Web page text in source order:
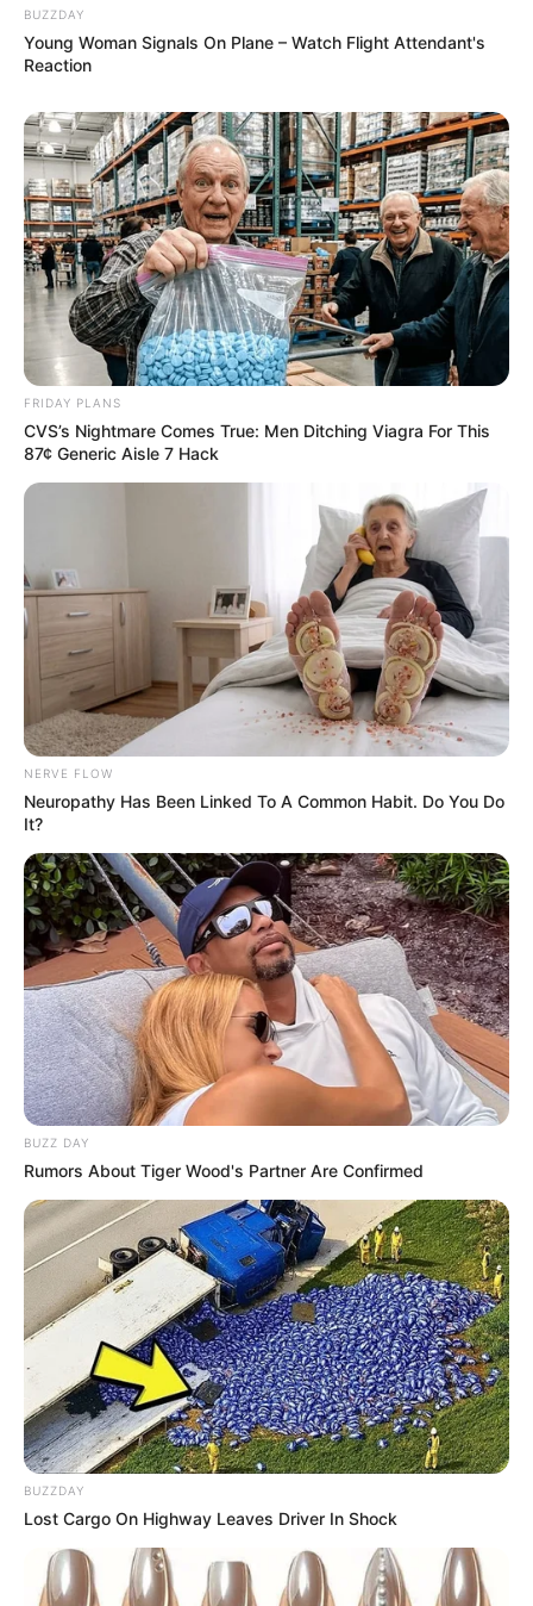
BUZZDAY
Young Woman Signals On Plane – Watch Flight Attendant's
Reaction
FRIDAY PLANS
CVS’s Nightmare Comes True: Men Ditching Viagra For This
87¢ Generic Aisle 7 Hack
NERVE FLOW
Neuropathy Has Been Linked To A Common Habit. Do You Do
It?
BUZZ DAY
Rumors About Tiger Wood's Partner Are Confirmed
BUZZDAY
Lost Cargo On Highway Leaves Driver In Shock